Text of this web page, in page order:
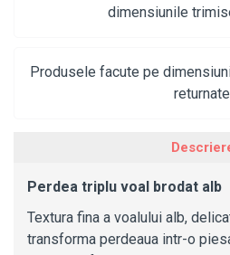
dimensiunile
Produsele facute pe
Perdea triplu voal brodat alb
Textura fina a voalului alb,
transforma perdeaua intr-o